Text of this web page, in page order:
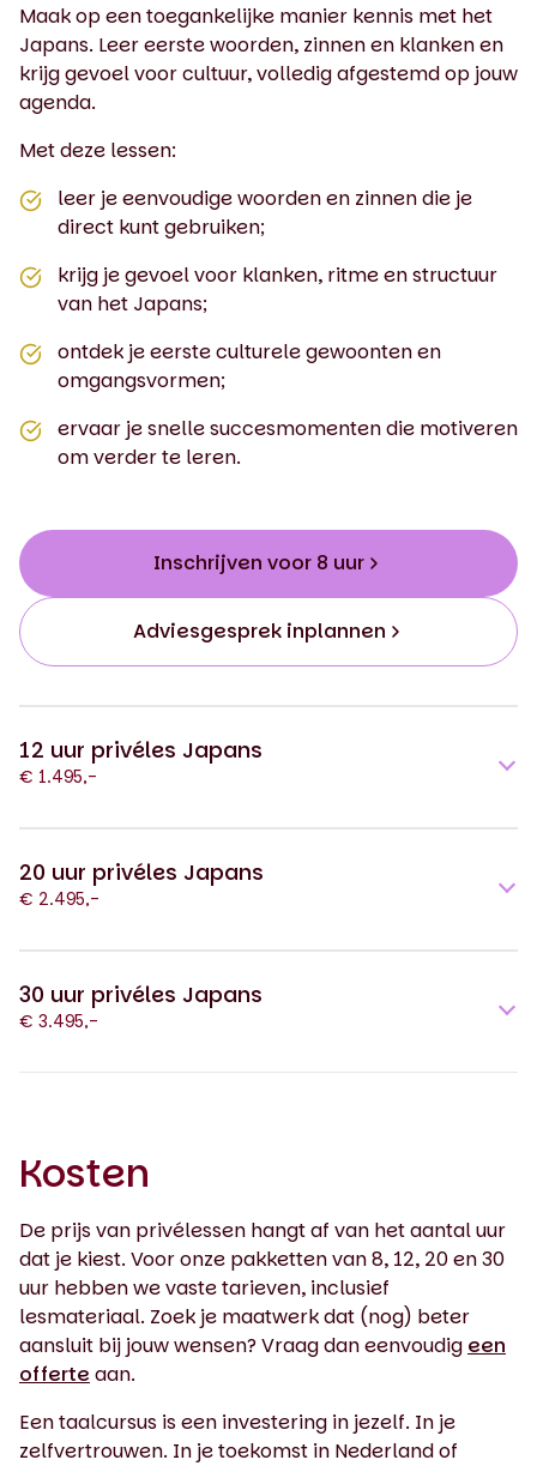
Maak op een toegankelijke manier kennis met het
Japans. Leer eerste woorden, zinnen en klanken en
krijg gevoel voor cultuur, volledig afgestemd op jouw
agenda.
Met deze lessen:
leer je eenvoudige woorden en zinnen die je
direct kunt gebruiken;
krijg je gevoel voor klanken, ritme en structuur
van het Japans;
ontdek je eerste culturele gewoonten en
omgangsvormen;
ervaar je snelle succesmomenten die motiveren
om verder te leren.
Inschrijven voor 8 uur
Adviesgesprek inplannen
12 uur privéles Japans
€ 1.495,-
20 uur privéles Japans
€ 2.495,-
30 uur privéles Japans
€ 3.495,-
Kosten
De prijs van privélessen hangt af van het aantal uur
dat je kiest. Voor onze pakketten van 8, 12, 20 en 30
uur hebben we vaste tarieven, inclusief
lesmateriaal. Zoek je maatwerk dat (nog) beter
aansluit bij jouw wensen? Vraag dan eenvoudig een
offerte aan.
Een taalcursus is een investering in jezelf. In je
zelfvertrouwen. In je toekomst in Nederland of